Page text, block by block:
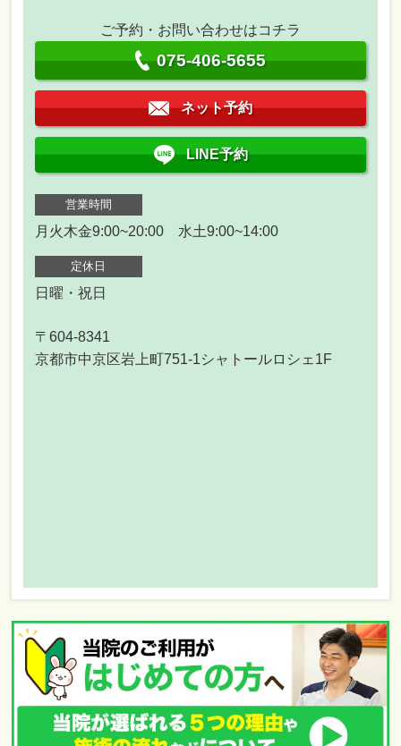
ご予約・お問い合わせはコチラ
075-406-5655
ネット予約
LINE予約
営業時間
月火木金9:00~20:00 水土9:00~14:00
定休日
日曜・祝日
〒604-8341
京都市中京区岩上町751-1シャトールロシェ1F